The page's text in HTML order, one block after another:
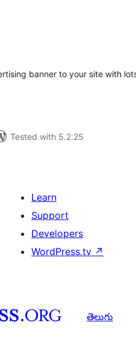
banner to your site with
Tested with 5.2.25
Learn
Support
Developers
WordPress.tv ↗
తెలుగు